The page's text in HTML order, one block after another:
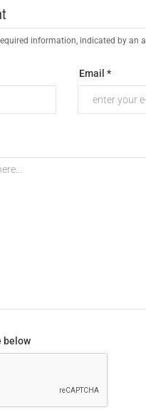
information, indicated by an
Email *
below